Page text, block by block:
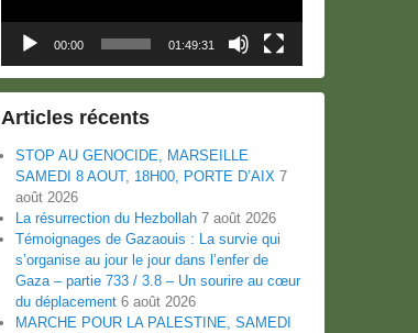
00:00 01:49:31
Articles récents
STOP AU GENOCIDE, MARSEILLE
SAMEDI 8 AOUT, 18H00, PORTE D’AIX 7
août 2026
La résurrection du Hezbollah 7 août 2026
Témoignages de Gazaouis : La survie qui
s’organise au jour le jour dans l’enfer de
Gaza – partie 733 / 3.8 – Un sourire au cœur
du déplacement 6 août 2026
MARCHE POUR LA PALESTINE, SAMEDI